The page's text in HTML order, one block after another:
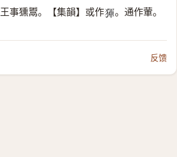
王事獯鬻。【集韻】或作𤟤 。通作葷。
反馈